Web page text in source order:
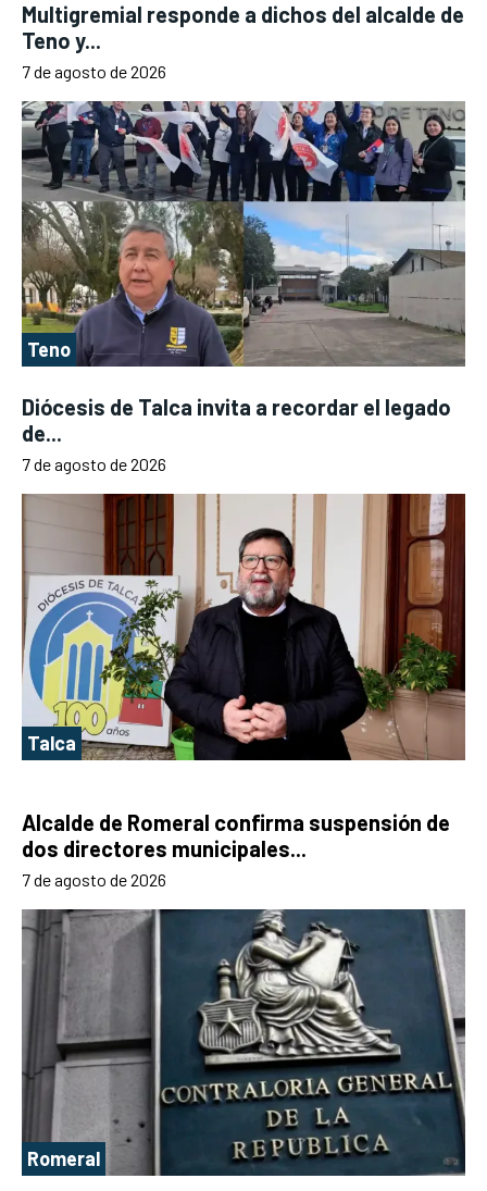
Multigremial responde a dichos del alcalde de
Teno y...
7 de agosto de 2026
Teno
Diócesis de Talca invita a recordar el legado
de...
7 de agosto de 2026
Talca
Alcalde de Romeral confirma suspensión de
dos directores municipales...
7 de agosto de 2026
Romeral